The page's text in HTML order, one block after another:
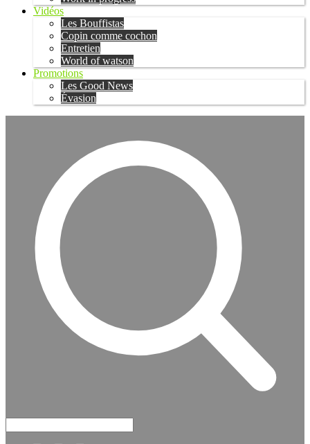
Vidéos
Les Bouffistas
Copin comme cochon
Entretien
World of watson
Promotions
Les Good News
Évasion